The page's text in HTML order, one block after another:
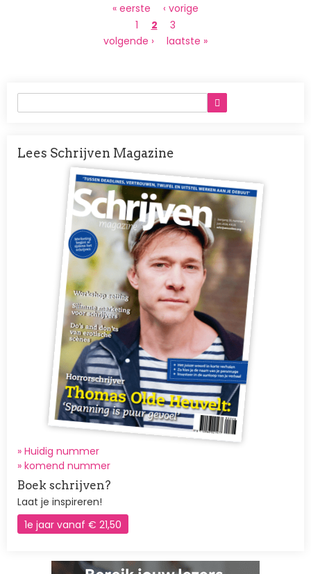
Eerste
pagina
« eerste
Vorige
pagina
‹ vorige
Page
1
Huidige
pagina
2 Page
3
Volgende
volgende ›
Laatste
laatste »
Lees Schrijven Magazine
Afbeelding
» Huidig nummer
» komend nummer
Boek schrijven?
Laat je inspireren!
1e jaar vanaf € 21,50